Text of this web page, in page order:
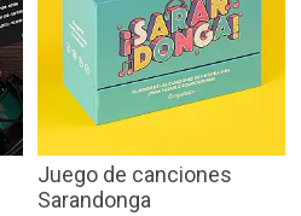
Juego de canciones
Sarandonga